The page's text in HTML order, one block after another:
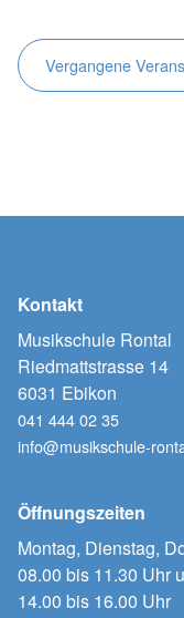
Vergangene
Kontakt
Musikschule Rontal
Riedmattstrasse 14
6031 Ebikon
041 444 02 35
info@musikschule-
Öffnungszeiten
Montag, Dienstag,
08.00 bis 11.30 Uhr
14.00 bis 16.00 Uhr